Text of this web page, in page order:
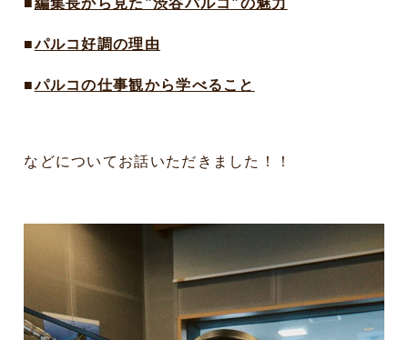
■パルコ好調の理由
■パルコの仕事観から学べること
などについてお話いただきました！！